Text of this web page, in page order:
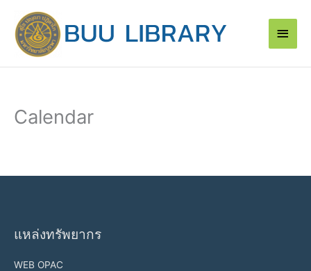
content
Main
Calendar
แหล่งทรัพยากร
WEB OPAC